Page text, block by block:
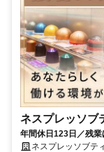
ネスプレッソブ
年間休日123日／残
ネスプレッソブテ